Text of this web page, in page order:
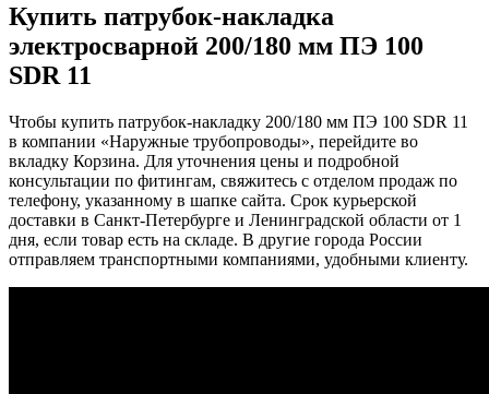
Купить патрубок-накладка
электросварной 200/180 мм ПЭ 100
SDR 11
Чтобы купить патрубок-накладку 200/180 мм ПЭ 100 SDR 11
в компании «Наружные трубопроводы», перейдите во
вкладку Корзина. Для уточнения цены и подробной
консультации по фитингам, свяжитесь с отделом продаж по
телефону, указанному в шапке сайта. Срок курьерской
доставки в Санкт-Петербурге и Ленинградской области от 1
дня, если товар есть на складе. В другие города России
отправляем транспортными компаниями, удобными клиенту.